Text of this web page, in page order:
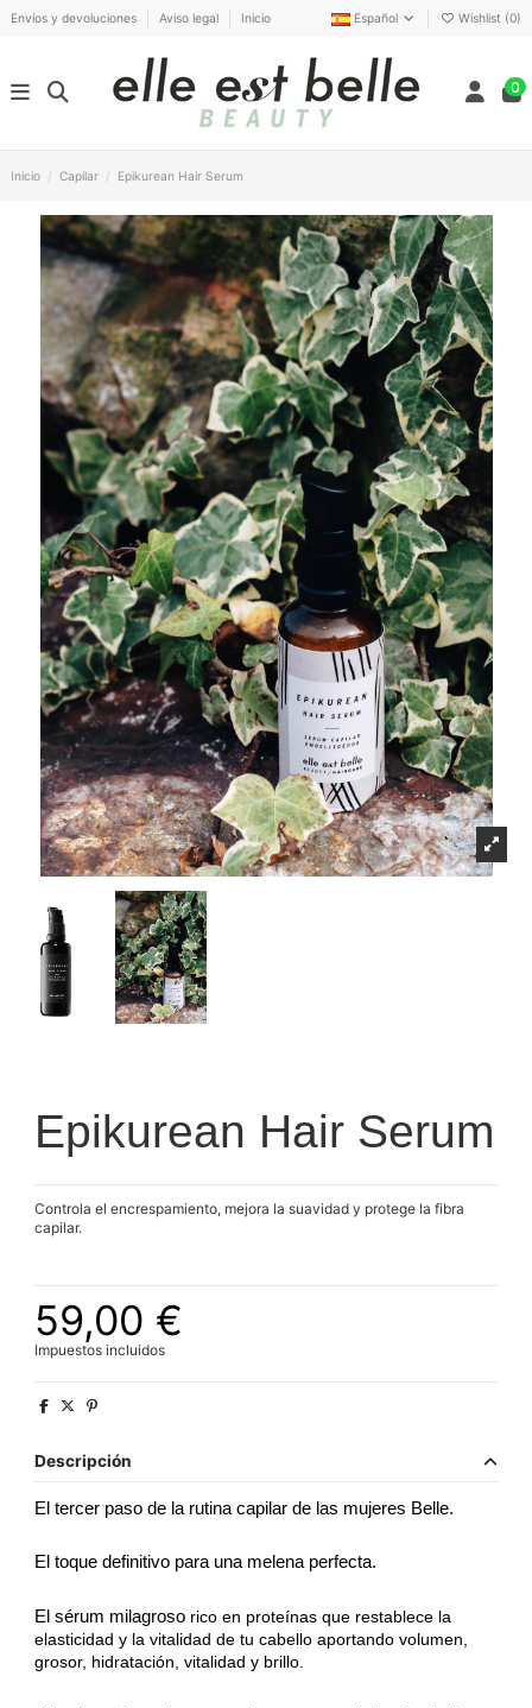
Envíos y devoluciones Aviso legal Inicio Español Wishlist (0)
0
Inicio Capilar Epikurean Hair Serum
Epikurean Hair Serum
Controla el encrespamiento, mejora la suavidad y protege la fibra
capilar.
59,00 €
Impuestos incluidos
Descripción
El tercer paso de la rutina capilar de las mujeres Belle.
El toque definitivo para una melena perfecta.
El sérum milagroso rico en proteínas que restablece la
elasticidad y la vitalidad de tu cabello aportando volumen,
grosor, hidratación, vitalidad y brillo.